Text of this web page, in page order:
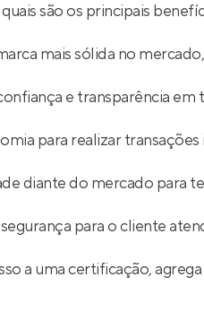
quais são os principais
mais sólida no
e transparência em
para realizar
diante do mercado para
para o cliente
a uma certificação,